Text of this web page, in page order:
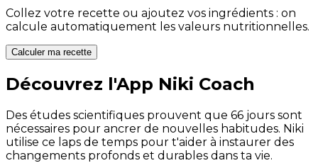
Collez votre recette ou ajoutez vos ingrédients : on
calcule automatiquement les valeurs nutritionnelles.
Calculer ma recette
Découvrez l'App Niki Coach
Des études scientifiques prouvent que 66 jours sont
nécessaires pour ancrer de nouvelles habitudes. Niki
utilise ce laps de temps pour t'aider à instaurer des
changements profonds et durables dans ta vie.